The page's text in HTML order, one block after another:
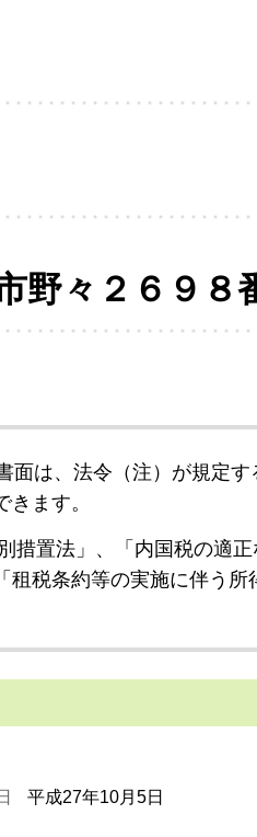
野々２６９８
面は、法令（注）が規定
ます。
措置法」、「内国税の適
租税条約等の実施に伴う
平成27年10月5日